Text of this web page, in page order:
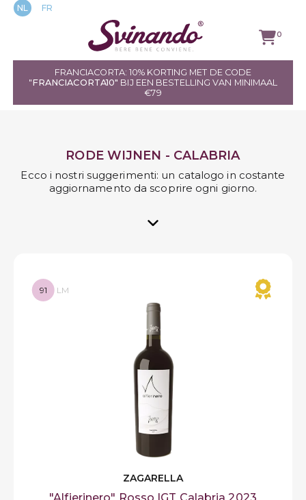
NL FR
0
ALLE WIJNEN
WITTE WIJNEN
ROSÉ WIJNEN
FRANCIACORTA: 10% KORTING MET DE CODE
"FRANCIACORTA10" BIJ EEN BESTELLING VAN MINIMAAL
€79
RODE WIJNEN - CALABRIA
Ecco i nostri suggerimenti: un catalogo in costante
aggiornamento da scoprire ogni giorno.
91 LM
ZAGARELLA
"Alfierinero" Rosso IGT Calabria 2023